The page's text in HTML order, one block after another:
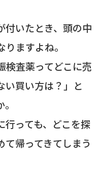
付いたとき、頭の中
ますよね。
検査薬ってどこに売
い買い方は？」と
行っても、どこを探
帰ってきてしまう